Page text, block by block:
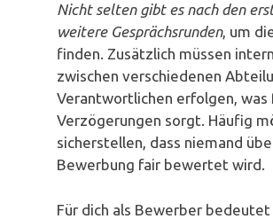
Nicht selten gibt es nach den
weitere Gesprächsrunden, um
finden. Zusätzlich müssen
zwischen verschiedenen
Verantwortlichen erfolgen, was
Verzögerungen sorgt. Häufig
sicherstellen, dass niemand
Bewerbung fair bewertet wird.
Für dich als Bewerber